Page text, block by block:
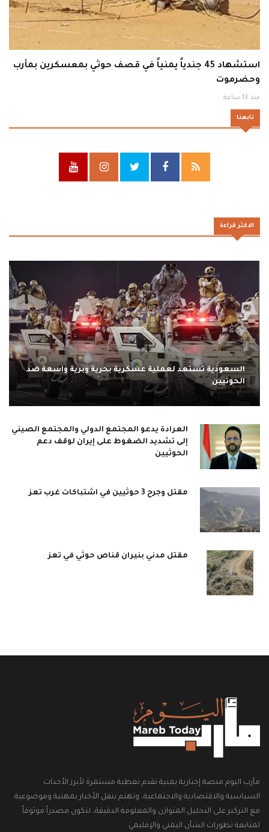
استشهاد 45 جندياً يمنياً في قصف حوثي بمعسكرين بمأرب
وحضرموت
منذ 13 ساعة
تابعنا
الاكثر قراءة
السعودية تستعد لعملية عسكرية بحرية وبرية واسعة ضد
الحوثيين
العرادة يدعو المجتمع الدولي والمجتمع الصيني
إلى تشديد الضغوط على إيران لوقف دعم
الحوثيين
مقتل وجرح 3 حوثيين في اشتباكات غرب تعز
مقتل مدني بنيران قناص حوثي في تعز
مأرب اليوم منصة إخبارية يمنية تقدم تغطية مستمرة لأبرز الأحداث
السياسية والاقتصادية والاجتماعية، وتهتم بنقل الأخبار بمهنية وموضوعية
مع التركيز على التحليل المتوازن والمعلومة الدقيقة، لتكون مصدراً موثوقاً
لمتابعة تطورات الشأن اليمني والإقليمي.